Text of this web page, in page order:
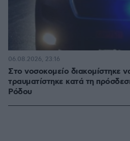
Στο νοσοκομείο διακομίστηκε
τραυματίστηκε κατά τη
Ρόδου
06.08.2026, 23:16